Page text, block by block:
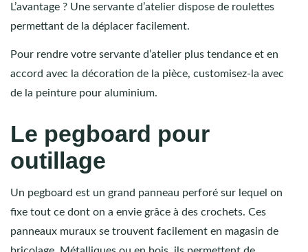
L’avantage ? Une servante d’atelier dispose de roulettes
permettant de la déplacer facilement.
Pour rendre votre servante d’atelier plus tendance et en
accord avec la décoration de la pièce, customisez-la avec
de la peinture pour aluminium.
Le pegboard pour
outillage
Un pegboard est un grand panneau perforé sur lequel on
fixe tout ce dont on a envie grâce à des crochets. Ces
panneaux muraux se trouvent facilement en magasin de